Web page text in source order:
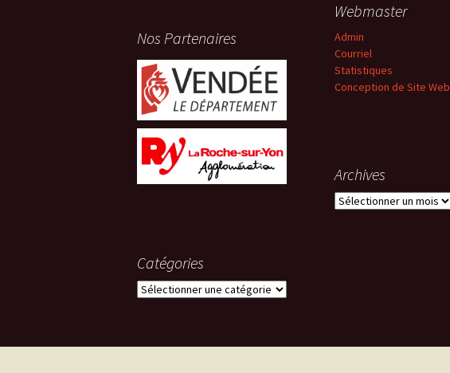
Webmaster
Admin
Courriel
Statistiques
Conception de Site Web
Nos Partenaires
Archives
Archives
Catégories
Catégories